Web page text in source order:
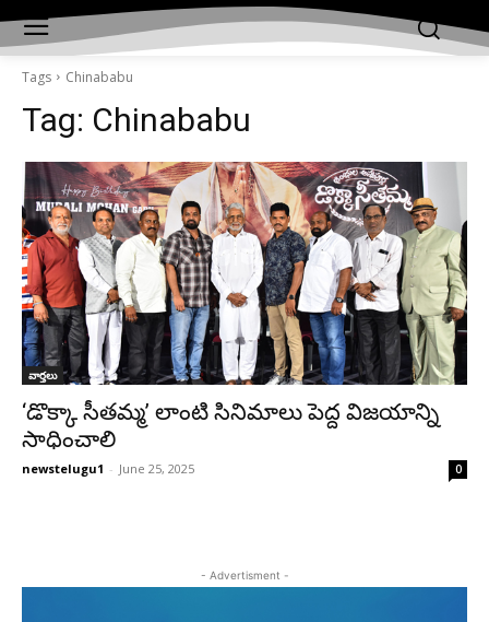
Tags Chinababu
Tag: Chinababu
వార్తలు
‘డొక్కా సీతమ్మ’ లాంటి సినిమాలు పెద్ద విజయాన్ని
సాధించాలి
newstelugu1 - June 25, 2025 0
- Advertisment -